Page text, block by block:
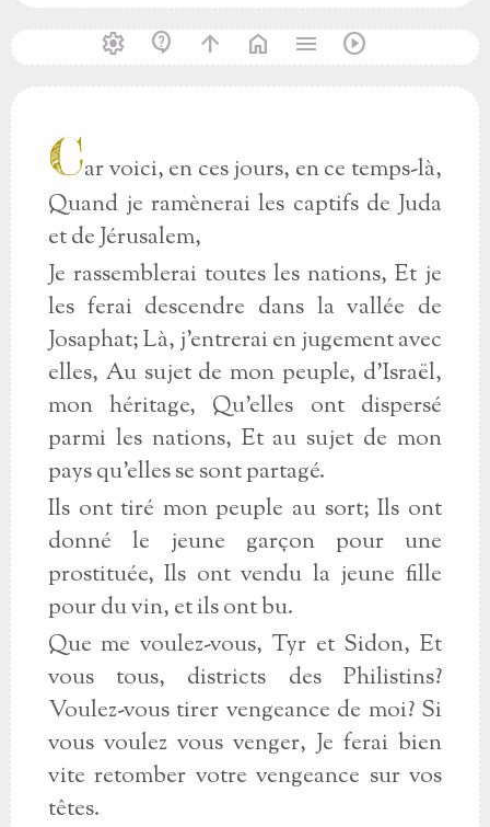
settings contact_support arrow_upward home menu play_circle
Car voici, en ces jours, en ce temps-là,
Quand je ramènerai les captifs de Juda
et de Jérusalem,
Je rassemblerai toutes les nations, Et je
les ferai descendre dans la vallée de
Josaphat; Là, j'entrerai en jugement avec
elles, Au sujet de mon peuple, d'Israël,
mon héritage, Qu'elles ont dispersé
parmi les nations, Et au sujet de mon
pays qu'elles se sont partagé.
Ils ont tiré mon peuple au sort; Ils ont
donné le jeune garçon pour une
prostituée, Ils ont vendu la jeune fille
pour du vin, et ils ont bu.
Que me voulez-vous, Tyr et Sidon, Et
vous tous, districts des Philistins?
Voulez-vous tirer vengeance de moi? Si
vous voulez vous venger, Je ferai bien
vite retomber votre vengeance sur vos
têtes.